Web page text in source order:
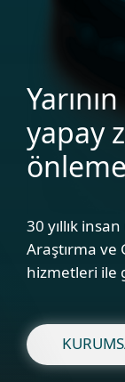
yapay
önleme
30 yıllık
Araştırma
hizmetleri ile